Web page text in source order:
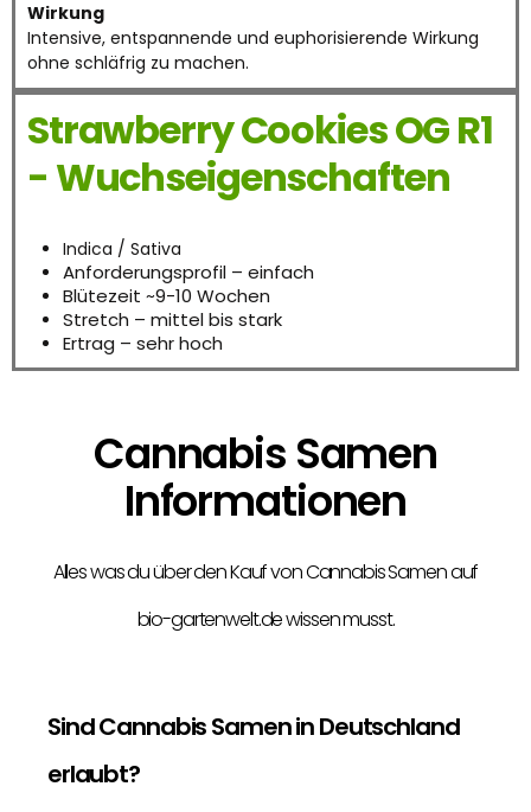
Wirkung
Intensive, entspannende und euphorisierende Wirkung
ohne schläfrig zu machen.
Strawberry Cookies OG R1
- Wuchseigenschaften
Indica / Sativa
Anforderungsprofil – einfach
Blütezeit ~9-10 Wochen
Stretch – mittel bis stark
Ertrag – sehr hoch
Cannabis Samen
Informationen
Alles was du über den Kauf von Cannabis Samen auf
bio-gartenwelt.de wissen musst.
Sind Cannabis Samen in Deutschland
erlaubt?